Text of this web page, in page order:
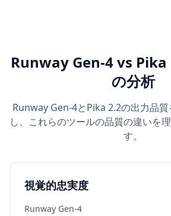
Runway Gen-4 vs Pika
の分析
Runway Gen-4とPika 2.2の出力品
し、これらのツールの品質の違いを
す。
視覚的忠実度
Runway Gen-4